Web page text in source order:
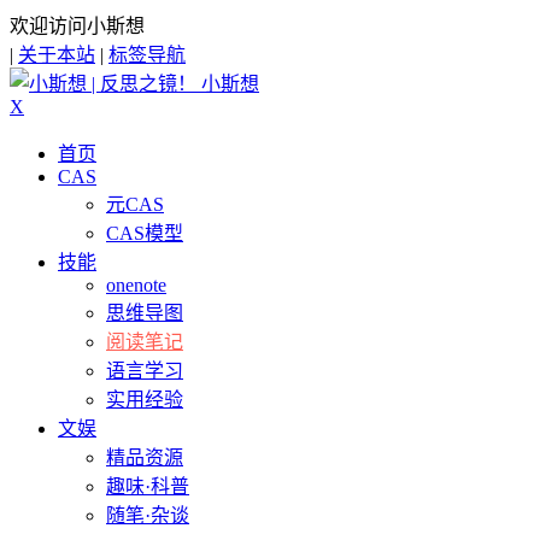
欢迎访问小斯想
| 关于本站 | 标签导航
小斯想
X
首页
CAS
元CAS
CAS模型
技能
onenote
思维导图
阅读笔记
语言学习
实用经验
文娱
精品资源
趣味·科普
随笔·杂谈